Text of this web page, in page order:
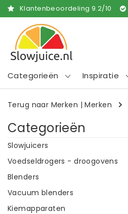
Klantenbeoordeling 9.2/10
Categorieën Inspiratie
Terug naar Merken |Merken
Categorieën
Slowjuicers
Voedseldrogers - droogovens
Blenders
Vacuum blenders
Kiemapparaten